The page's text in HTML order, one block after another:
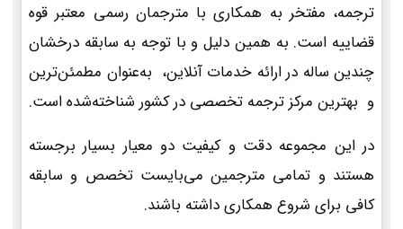
ترجمه، مفتخر به همکاری با مترجمان رسمی معتبر قوه
قضاییه است. به همین دلیل و با توجه به سابقه درخشان
چندین ساله در ارائه خدمات آنلاین، به‌عنوان مطمئن‌ترین
و بهترین مرکز ترجمه تخصصی در کشور شناخته‌شده است.
در این مجموعه دقت و کیفیت دو معیار بسیار برجسته
هستند و تمامی مترجمین می‌بایست تخصص و سابقه
کافی برای شروع همکاری داشته باشند.